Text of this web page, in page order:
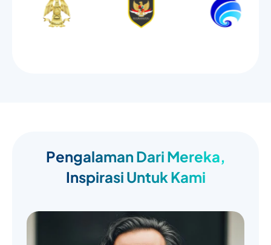
Pengalaman Dari Mereka,
Inspirasi Untuk Kami